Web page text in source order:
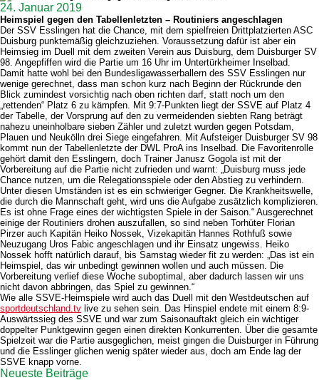
24. Januar 2019
Heimspiel gegen den Tabellenletzten – Routiniers angeschlagen
Der SSV Esslingen hat die Chance, mit dem spielfreien Drittplatzierten ASC
Duisburg punktemäßig gleichzuziehen. Voraussetzung dafür ist aber ein
Heimsieg im Duell mit dem zweiten Verein aus Duisburg, dem Duisburger SV
98. Angepfiffen wird die Partie um 16 Uhr im Untertürkheimer Inselbad.
Damit hatte wohl bei den Bundesligawasserballern des SSV Esslingen nur
wenige gerechnet, dass man schon kurz nach Beginn der Rückrunde den
Blick zumindest vorsichtig nach oben richten darf, statt noch um den
„rettenden“ Platz 6 zu kämpfen. Mit 9:7-Punkten liegt der SSVE auf Platz 4
der Tabelle, der Vorsprung auf den zu vermeidenden siebten Rang beträgt
nahezu uneinholbare sieben Zähler und zuletzt wurden gegen Potsdam,
Plauen und Neukölln drei Siege eingefahren. Mit Aufsteiger Duisburger SV 98
kommt nun der Tabellenletzte der DWL ProA ins Inselbad. Die Favoritenrolle
gehört damit den Esslingern, doch Trainer Janusz Gogola ist mit der
Vorbereitung auf die Partie nicht zufrieden und warnt: „Duisburg muss jede
Chance nutzen, um die Relegationsspiele oder den Abstieg zu verhindern.
Unter diesen Umständen ist es ein schwieriger Gegner. Die Krankheitswelle,
die durch die Mannschaft geht, wird uns die Aufgabe zusätzlich komplizieren.
Es ist ohne Frage eines der wichtigsten Spiele in der Saison.“ Ausgerechnet
einige der Routiniers drohen auszufallen, so sind neben Torhüter Florian
Pirzer auch Kapitän Heiko Nossek, Vizekapitän Hannes Rothfuß sowie
Neuzugang Uros Fabic angeschlagen und ihr Einsatz ungewiss. Heiko
Nossek hofft natürlich darauf, bis Samstag wieder fit zu werden: „Das ist ein
Heimspiel, das wir unbedingt gewinnen wollen und auch müssen. Die
Vorbereitung verlief diese Woche suboptimal, aber dadurch lassen wir uns
nicht davon abbringen, das Spiel zu gewinnen.“
Wie alle SSVE-Heimspiele wird auch das Duell mit den Westdeutschen auf
sportdeutschland.tv live zu sehen sein. Das Hinspiel endete mit einem 8:9-
Auswärtssieg des SSVE und war zum Saisonauftakt gleich ein wichtiger
doppelter Punktgewinn gegen einen direkten Konkurrenten. Über die gesamte
Spielzeit war die Partie ausgeglichen, meist gingen die Duisburger in Führung
und die Esslinger glichen wenig später wieder aus, doch am Ende lag der
SSVE knapp vorne.
Neueste Beiträge